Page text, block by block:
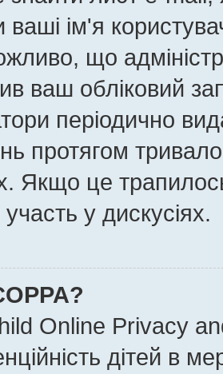
ваші ім'я
що
ваш обліковий
періодично
протягом
Якщо це
у дискусіях.
Online Privacy
дітей в